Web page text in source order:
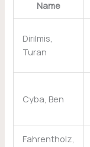
Name
Dirilmis,
Turan
Cyba, Ben
Fahrentholz,